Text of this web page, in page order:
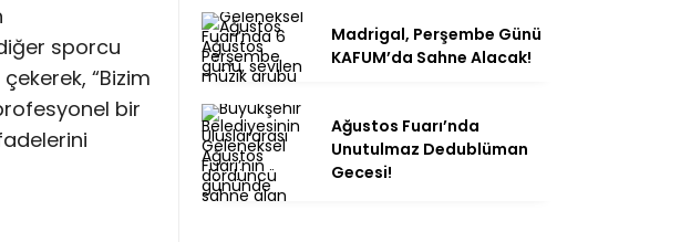
sporcu
“Bizim
bir
Madrigal, Perşembe Günü
KAFUM’da Sahne Alacak!
Ağustos Fuarı’nda
Unutulmaz Dedublüman
Gecesi!